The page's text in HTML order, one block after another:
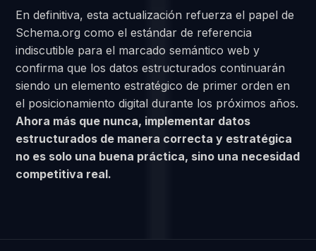
En definitiva, esta actualización refuerza el papel de
Schema.org como el estándar de referencia
indiscutible para el marcado semántico web y
confirma que los datos estructurados continuarán
siendo un elemento estratégico de primer orden en
el posicionamiento digital durante los próximos años.
Ahora más que nunca, implementar datos
estructurados de manera correcta y estratégica
no es solo una buena práctica, sino una necesidad
competitiva real.